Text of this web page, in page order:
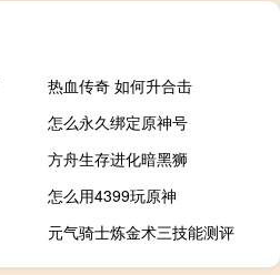
热血传奇 如何升合击
怎么永久绑定原神号
方舟生存进化暗黑狮
怎么用4399玩原神
元气骑士炼金术三技能测评